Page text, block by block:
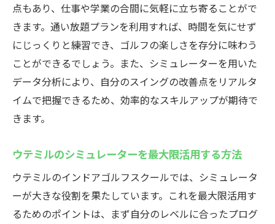
点もあり、仕事や学業の合間に気軽に立ち寄ることがで
きます。通い放題プランを利用すれば、時間を気にせず
にじっくりと練習でき、ゴルフの楽しさを存分に味わう
ことができるでしょう。また、シミュレーターを用いた
データ分析により、自分のスイングの改善点をリアルタ
イムで把握できるため、効率的なスキルアップが期待で
きます。
ウテミルのシミュレーターを最大限活用する方法
ウテミルのインドアゴルフスクールでは、シミュレータ
ーが大きな役割を果たしています。これを最大限活用す
るためのポイントは、まず自分のレベルに合ったプログ